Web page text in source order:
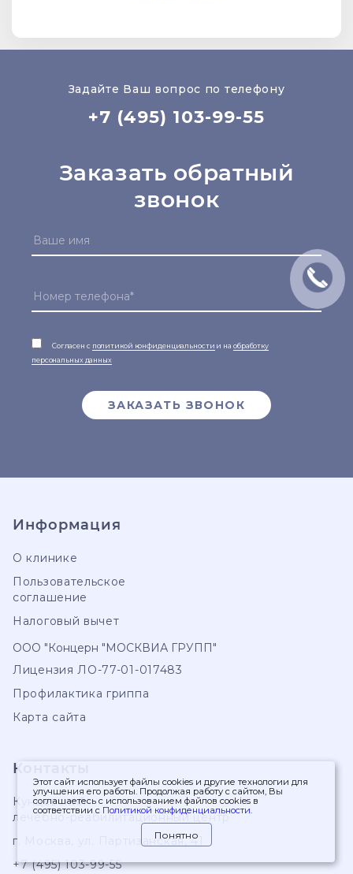
Задайте Ваш вопрос по телефону
+7 (495) 103-99-55
Заказать обратный
звонок
Согласен с политикой конфиденциальности и на обработку
персональных данных
ЗАКАЗАТЬ ЗВОНОК
Информация
О клинике
Пользовательское
соглашение
Налоговый вычет
ООО "Концерн "МОСКВИА ГРУПП"
Лицензия ЛО-77-01-017483
Профилактика гриппа
Карта сайта
Контакты
Кунцевский
лечебно-реабилитационный центр
г. Москва
ул. Партизанская, 41
+7 (495) 103-99-55
Этот сайт использует файлы cookies и другие технологии для
улучшения его работы. Продолжая работу с сайтом, Вы
соглашаетесь с использованием файлов cookies в
соответствии с Политикой конфиденциальности.
Понятно